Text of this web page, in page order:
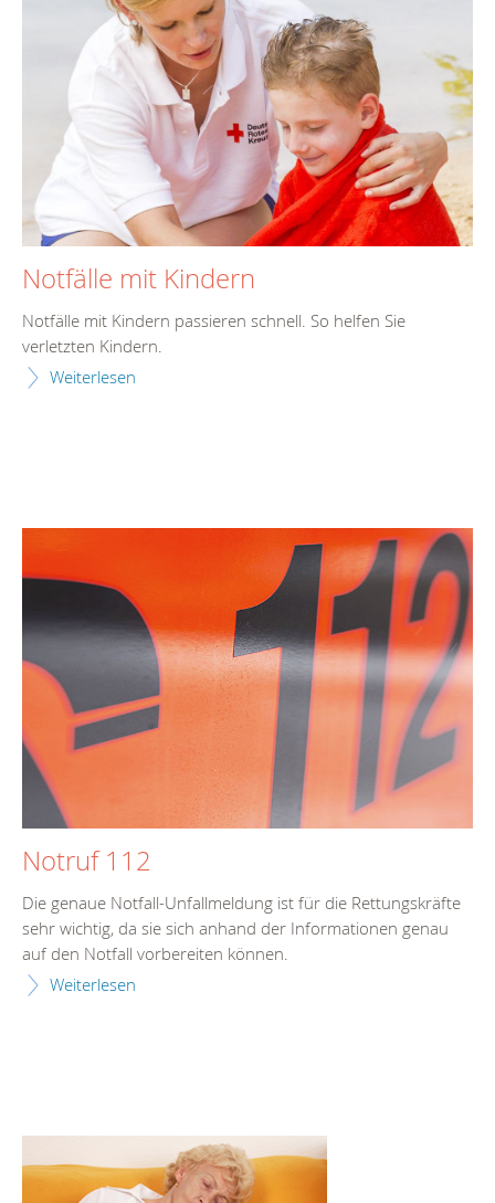
Notfälle mit Kindern
Notfälle mit Kindern passieren schnell. So helfen Sie
verletzten Kindern.
Weiterlesen
Notruf 112
Die genaue Notfall-Unfallmeldung ist für die Rettungskräfte
sehr wichtig, da sie sich anhand der Informationen genau
auf den Notfall vorbereiten können.
Weiterlesen